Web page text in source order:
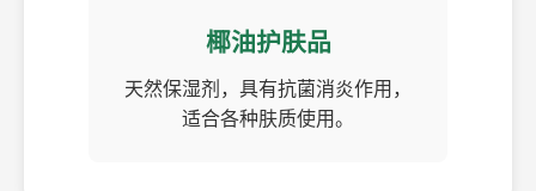
椰油护肤品
天然保湿剂，具有抗菌消炎作用，
适合各种肤质使用。